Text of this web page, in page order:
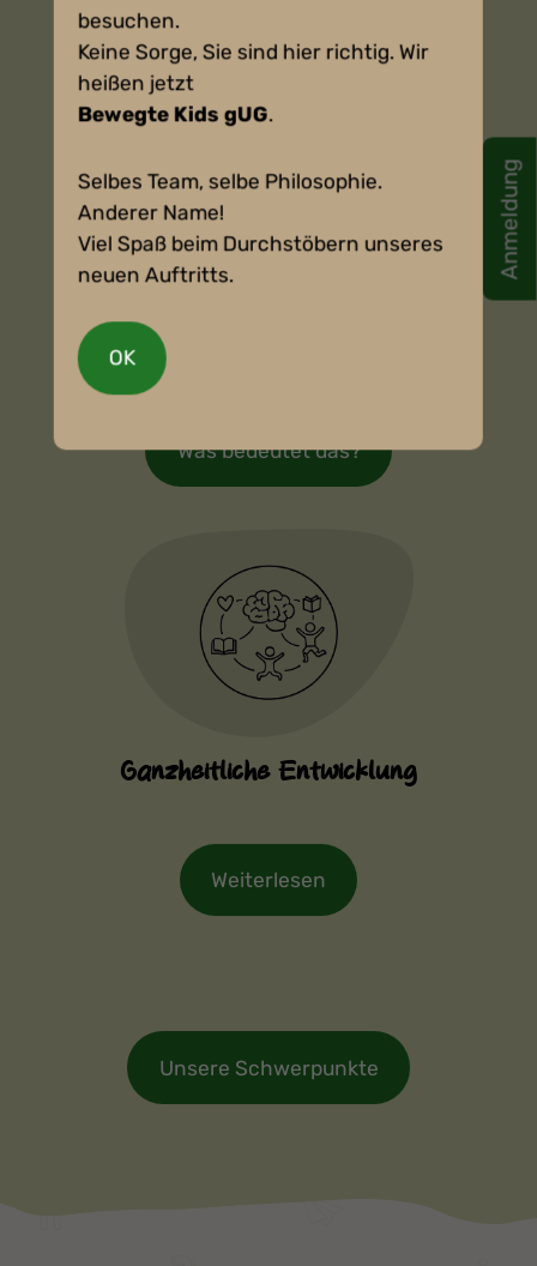
Anmeldung
Was bedeutet das?
Ganzheitliche Entwicklung
Weiterlesen
Unsere Schwerpunkte
besuchen.
Keine Sorge, Sie sind hier richtig. Wir
heißen jetzt
Bewegte Kids gUG.
Selbes Team, selbe Philosophie.
Anderer Name!
Viel Spaß beim Durchstöbern unseres
neuen Auftritts.
OK